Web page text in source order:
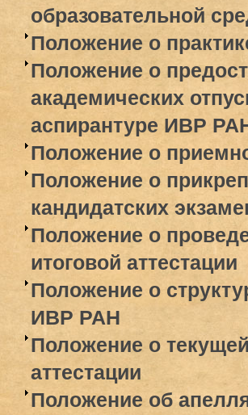
образовательной
Положение о
Положение о
академических
аспирантуре ИВР
Положение о
Положение о
кандидатских
Положение о
итоговой аттестации
Положение о
ИВР РАН
Положение о
аттестации
Положение об